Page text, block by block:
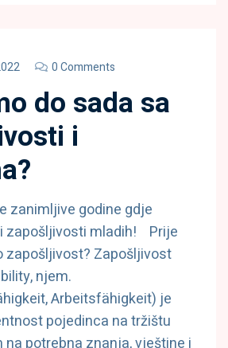
0 Comments
do sada sa
i
zanimljive godine gdje
zapošljivosti mladih! Prije
zapošljivost? Zapošljivost
njem.
Arbeitsfähigkeit) je
pojedinca na tržištu